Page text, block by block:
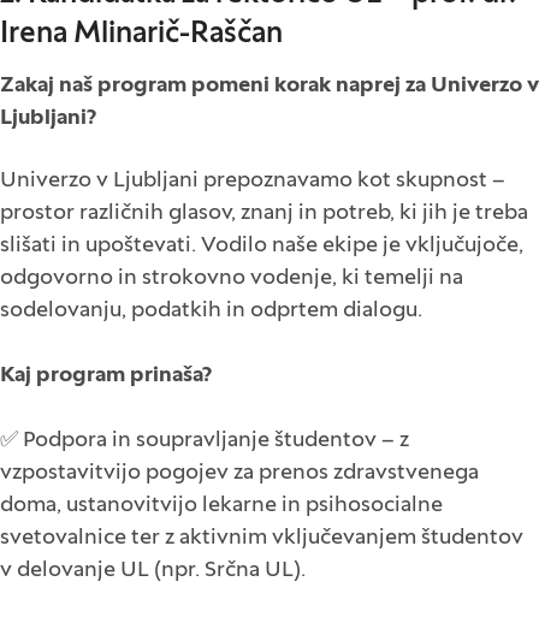
Irena Mlinarič-Raščan
Zakaj naš program pomeni korak naprej za Univerzo v
Ljubljani?
Univerzo v Ljubljani prepoznavamo kot skupnost –
prostor različnih glasov, znanj in potreb, ki jih je treba
slišati in upoštevati. Vodilo naše ekipe je vključujoče,
odgovorno in strokovno vodenje, ki temelji na
sodelovanju, podatkih in odprtem dialogu.
Kaj program prinaša?
✅ Podpora in soupravljanje študentov – z
vzpostavitvijo pogojev za prenos zdravstvenega
doma, ustanovitvijo lekarne in psihosocialne
svetovalnice ter z aktivnim vključevanjem študentov
v delovanje UL (npr. Srčna UL).